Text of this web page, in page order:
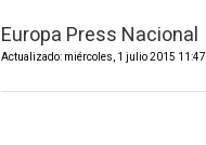
Europa Press Nacional
Actualizado: miércoles, 1 julio 2015 11:47